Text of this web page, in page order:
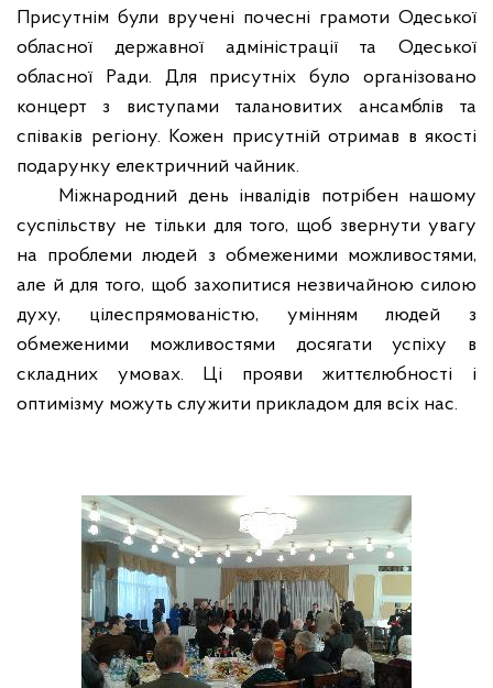
Присутнім були вручені почесні грамоти Одеської
обласної державної адміністрації та Одеської
обласної Ради. Для присутніх було організовано
концерт з виступами талановитих ансамблів та
співаків регіону. Кожен присутній отримав в якості
подарунку електричний чайник.
Міжнародний день інвалідів потрібен нашому
суспільству не тільки для того, щоб звернути увагу
на проблеми людей з обмеженими можливостями,
але й для того, щоб захопитися незвичайною силою
духу, цілеспрямованістю, умінням людей з
обмеженими можливостями досягати успіху в
складних умовах. Ці прояви життєлюбності і
оптимізму можуть служити прикладом для всіх нас.